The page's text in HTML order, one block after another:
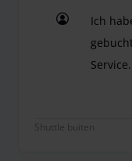
Ich
Shuttle buiten